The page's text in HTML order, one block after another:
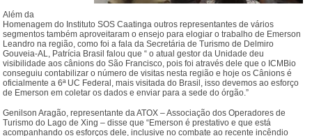
Além da
Homenagem do Instituto SOS Caatinga outros representantes de vários
segmentos também aproveitaram o ensejo para elogiar o trabalho de Emerson
Leandro na região, como foi a fala da Secretária de Turismo de Delmiro
Gouveia-AL, Patrícia Brasil falou que “ o atual gestor da Unidade deu
visibilidade aos cânions do São Francisco, pois foi através dele que o ICMBio
conseguiu contabilizar o número de visitas nesta região e hoje os Cânions é
oficialmente a 6ª UC Federal, mais visitada do Brasil, isso devemos ao esforço
de Emerson em coletar os dados e enviar para a sede do órgão.”
Genilson Aragão, representante da ATOX – Associação dos Operadores de
Turismo do Lago de Xing – disse que “Emerson é prestativo e que está
acompanhando os esforços dele, inclusive no combate ao recente incêndio